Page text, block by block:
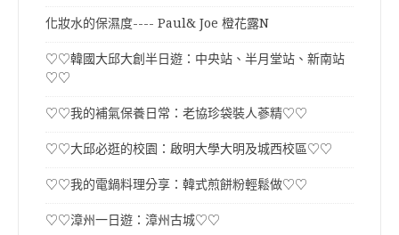
化妝水的保濕度---- Paul& Joe 橙花露N
♡♡韓國大邱大創半日遊：中央站、半月堂站、新南站
♡♡
♡♡我的補氣保養日常：老協珍袋裝人蔘精♡♡
♡♡大邱必逛的校園：啟明大學大明及城西校區♡♡
♡♡我的電鍋料理分享：韓式煎餅粉輕鬆做♡♡
♡♡漳州一日遊：漳州古城♡♡